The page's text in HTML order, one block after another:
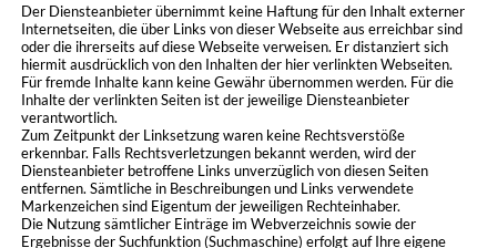
Der Diensteanbieter übernimmt keine Haftung für den Inhalt externer
Internetseiten, die über Links von dieser Webseite aus erreichbar sind
oder die ihrerseits auf diese Webseite verweisen. Er distanziert sich
hiermit ausdrücklich von den Inhalten der hier verlinkten Webseiten.
Für fremde Inhalte kann keine Gewähr übernommen werden. Für die
Inhalte der verlinkten Seiten ist der jeweilige Diensteanbieter
verantwortlich.
Zum Zeitpunkt der Linksetzung waren keine Rechtsverstöße
erkennbar. Falls Rechtsverletzungen bekannt werden, wird der
Diensteanbieter betroffene Links unverzüglich von diesen Seiten
entfernen. Sämtliche in Beschreibungen und Links verwendete
Markenzeichen sind Eigentum der jeweiligen Rechteinhaber.
Die Nutzung sämtlicher Einträge im Webverzeichnis sowie der
Ergebnisse der Suchfunktion (Suchmaschine) erfolgt auf Ihre eigene